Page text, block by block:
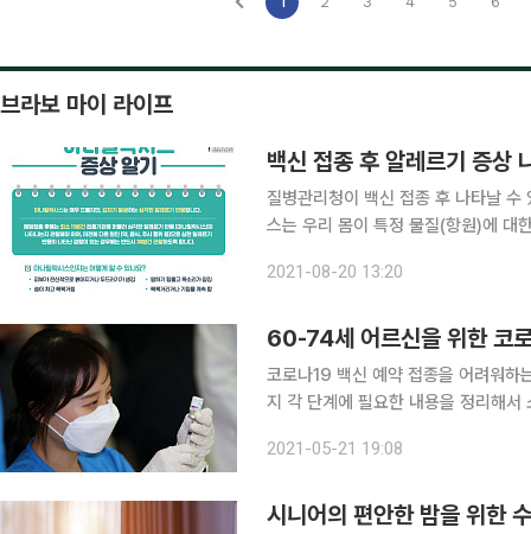
브라보 마이 라이프
백신 접종 후 알레르기 증상
질병관리청이 백신 접종 후 나타날
스는 우리 몸이 특정 물질(항원)에 대
2021-08-20 13:20
60-74세 어르신을 위한 코
코로나19 백신 예약 접종을 어려워하
지 각 단계에 필요한 내용을 정리해서
2021-05-21 19:08
시니어의 편안한 밤을 위한